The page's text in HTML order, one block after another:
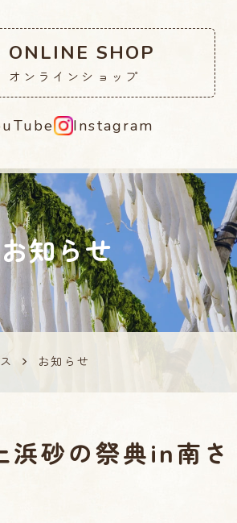
ONLINE SHOP
オンラインショップ
Instagram
お知らせ
お知らせ
浜砂の祭典in南さ